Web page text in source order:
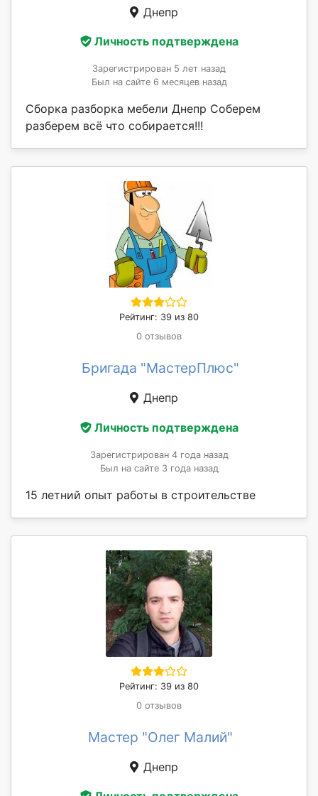
Днепр
Личность подтверждена
Зарегистрирован 5 лет назад
Был на сайте 6 месяцев назад
Сборка разборка мебели Днепр Соберем
разберем всё что собирается!!!
Рейтинг: 39 из 80
0 отзывов
Бригада "МастерПлюс"
Днепр
Личность подтверждена
Зарегистрирован 4 года назад
Был на сайте 3 года назад
15 летний опыт работы в строительстве
Рейтинг: 39 из 80
0 отзывов
Мастер "Олег Малий"
Днепр